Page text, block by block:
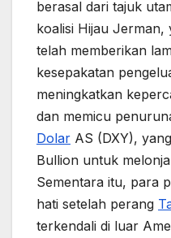
berasal dari tajuk
koalisi Hijau Jerman,
telah memberikan
kesepakatan
meningkatkan
dan memicu
Dolar AS (DXY),
Bullion untuk
Sementara itu, para
hati setelah perang
terkendali di luar